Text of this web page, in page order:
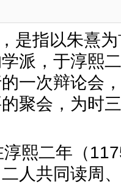
是指以朱熹
派，于淳熙
一次辩论会
聚会，为时
熙二年（
人共同读周